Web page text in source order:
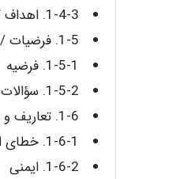
1-4-3. اهداف کاربردی
1-5. فرضیات / سؤالات پژوهش
1-5-1. فرضیه
1-5-2. سؤالات پژوهش
1-6. تعاریف و شرح مفاهیم
1-6-1. خطای انسانی
1-6-2. ایمنی